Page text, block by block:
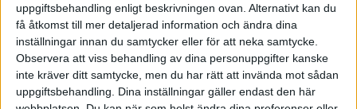
uppgiftsbehandling enligt beskrivningen ovan. Alternativt kan du
få åtkomst till mer detaljerad information och ändra dina
inställningar innan du samtycker eller för att neka samtycke.
Observera att viss behandling av dina personuppgifter kanske
inte kräver ditt samtycke, men du har rätt att invända mot sådan
uppgiftsbehandling. Dina inställningar gäller endast den här
TAGGAR
Affärsanalytiker Affärsutveckling
E-postmarknadsföring